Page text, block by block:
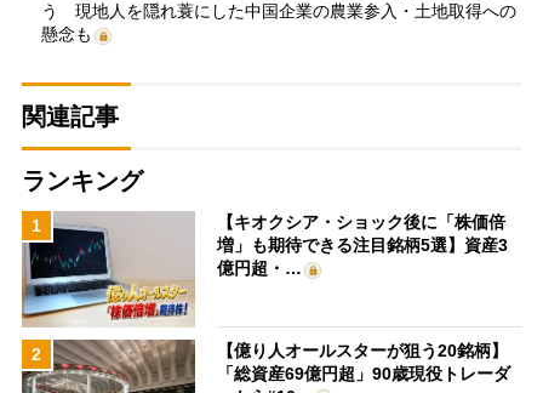
う 現地人を隠れ蓑にした中国企業の農業参入・土地取得への
懸念も
関連記事
ランキング
1
【キオクシア・ショック後に「株価倍
増」も期待できる注目銘柄5選】資産3
億円超・…
2
【億り人オールスターが狙う20銘柄】
「総資産69億円超」90歳現役トレーダ